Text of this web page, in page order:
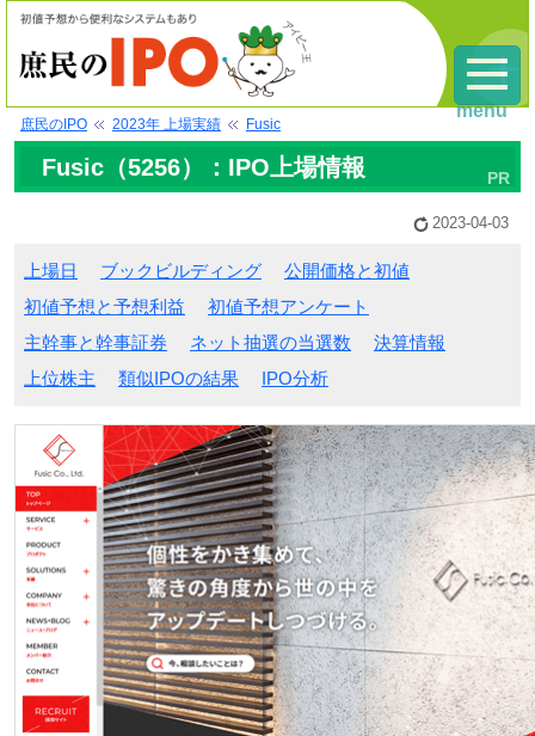
庶民のIPO 2023年 上場実績 Fusic
Fusic（5256）：IPO上場情報
2023-04-03
上場日 ブックビルディング
公開価格と初値
初値予想と予想利益
初値予想アンケート
主幹事と幹事証券
ネット抽選の当選数
決算情報
上位株主
類似IPOの結果 IPO分析
menu